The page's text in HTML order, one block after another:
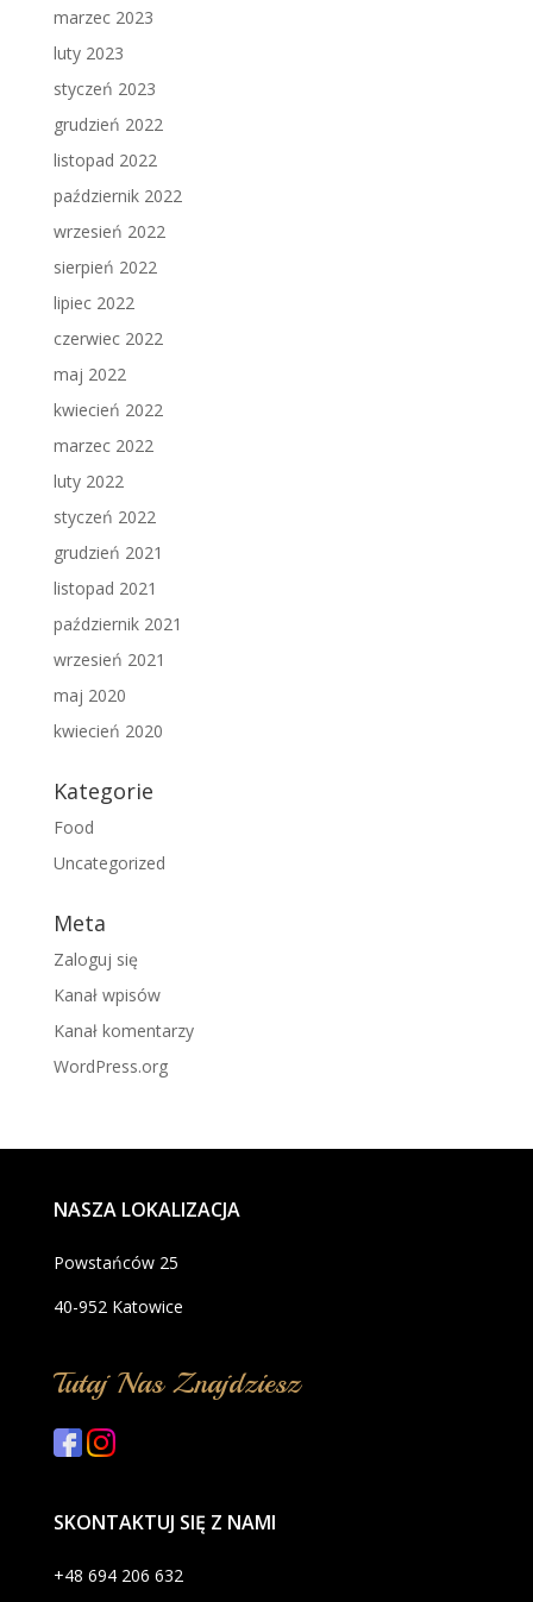
marzec 2023
luty 2023
styczeń 2023
grudzień 2022
listopad 2022
październik 2022
wrzesień 2022
sierpień 2022
lipiec 2022
czerwiec 2022
maj 2022
kwiecień 2022
marzec 2022
luty 2022
styczeń 2022
grudzień 2021
listopad 2021
październik 2021
wrzesień 2021
maj 2020
kwiecień 2020
Kategorie
Food
Uncategorized
Meta
Zaloguj się
Kanał wpisów
Kanał komentarzy
WordPress.org
NASZA LOKALIZACJA
Powstańców 25
40-952 Katowice
Tutaj Nas Znajdziesz
SKONTAKTUJ SIĘ Z NAMI
+48 694 206 632